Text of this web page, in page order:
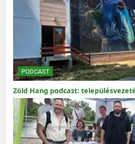
PODCAST
Zöld Hang podcast: